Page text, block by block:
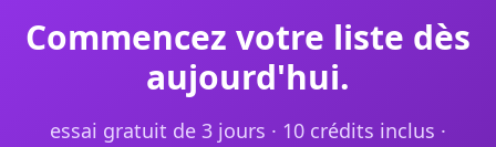
Commencez votre liste dès
aujourd'hui.
essai gratuit de 3 jours · 10 crédits inclus ·